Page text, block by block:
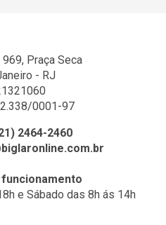
969, Praça Seca
- RJ
0001-97
2464-2460
e Sábado das 8h ás 14h